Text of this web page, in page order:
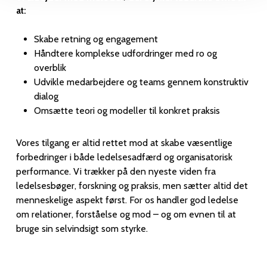
at:
Skabe retning og engagement
Håndtere komplekse udfordringer med ro og
overblik
Udvikle medarbejdere og teams gennem konstruktiv
dialog
Omsætte teori og modeller til konkret praksis
Vores tilgang er altid rettet mod at skabe væsentlige
forbedringer i både ledelsesadfærd og organisatorisk
performance. Vi trækker på den nyeste viden fra
ledelsesbøger, forskning og praksis, men sætter altid det
menneskelige aspekt først. For os handler god ledelse
om relationer, forståelse og mod – og om evnen til at
bruge sin selvindsigt som styrke.